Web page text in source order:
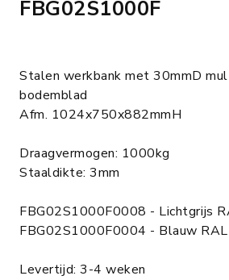
FBG02S1000F
Stalen werkbank met 30mmD
bodemblad
Afm. 1024x750x882mmH
Draagvermogen: 1000kg
Staaldikte: 3mm
FBG02S1000F0008 - Lichtgrijs
FBG02S1000F0004 - Blauw
Levertijd: 3-4 weken